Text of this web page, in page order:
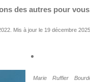
des autres pour
Mis à jour le 19 décembre 2025.
Marie Ruffier